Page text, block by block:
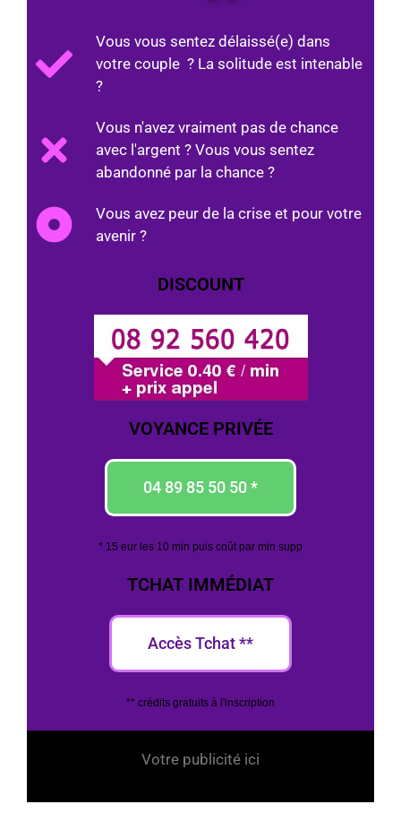
Vous vous sentez délaissé(e) dans
votre couple ? La solitude est intenable
?
Vous n'avez vraiment pas de chance
avec l'argent ? Vous vous sentez
abandonné par la chance ?
Vous avez peur de la crise et pour votre
avenir ?
DISCOUNT
VOYANCE PRIVÉE
04 89 85 50 50 *
* 15 eur les 10 min puis coût par min supp
TCHAT IMMÉDIAT
Accès Tchat **
** crédits gratuits à l'inscription
Votre publicité ici